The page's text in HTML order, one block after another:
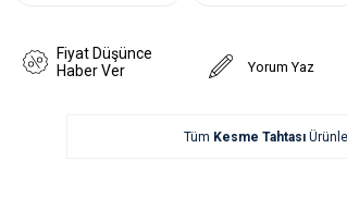
Fiyat Düşünce
Haber Ver
Yorum Yaz
Tüm Kesme Tahtası